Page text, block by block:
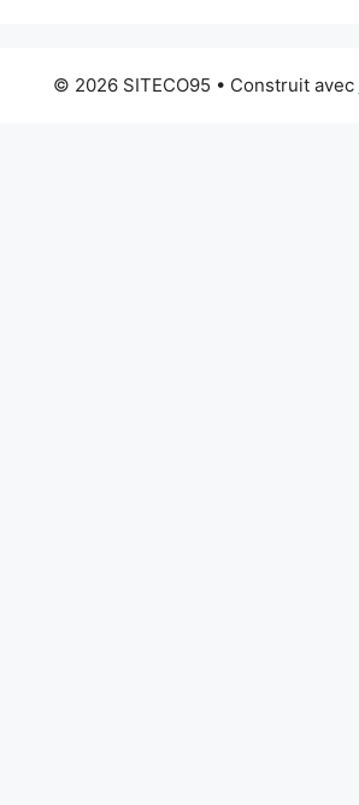
© 2026 SITECO95 • Construit avec